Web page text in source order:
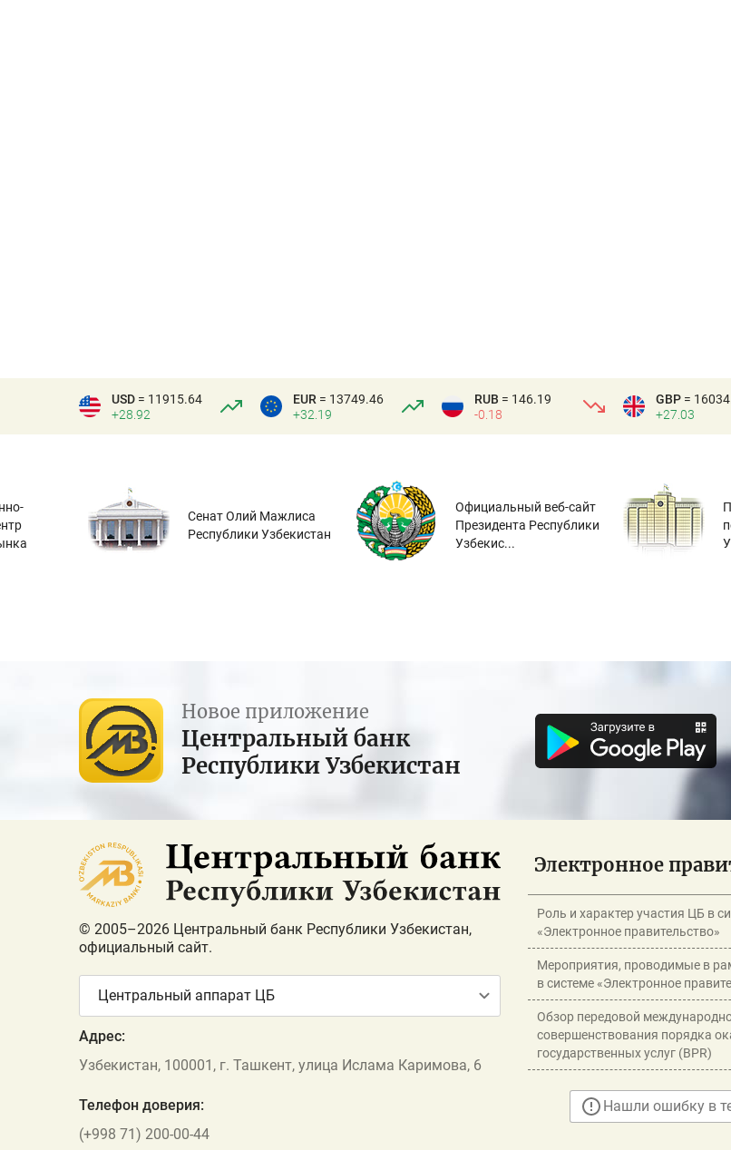
USD = 11915.64
+28.92
EUR = 13749.46
+32.19
RUB = 146.19
-0.18
GBP =
+27.03
Сенат Олий Мажлиса
Республики Узбекистан
Официальный веб-сайт
Президента Республики
Узбекис...
Новое приложение
Центральный банк
Республики Узбекистан
© 2005–2026 Центральный банк Республики Узбекистан,
официальный сайт.
Центральный аппарат ЦБ
Адрес:
Узбекистан, 100001, г. Ташкент, улица Ислама Каримова, 6
Телефон доверия:
(+998 71) 200-00-44
Электронное
Роль и характер участия ЦБ в
«Электронное правительство»
Мероприятия, проводимые в
в системе «Электронное
Обзор передовой
совершенствования порядка
государственных услуг (BPR)
Нашли ошибку в